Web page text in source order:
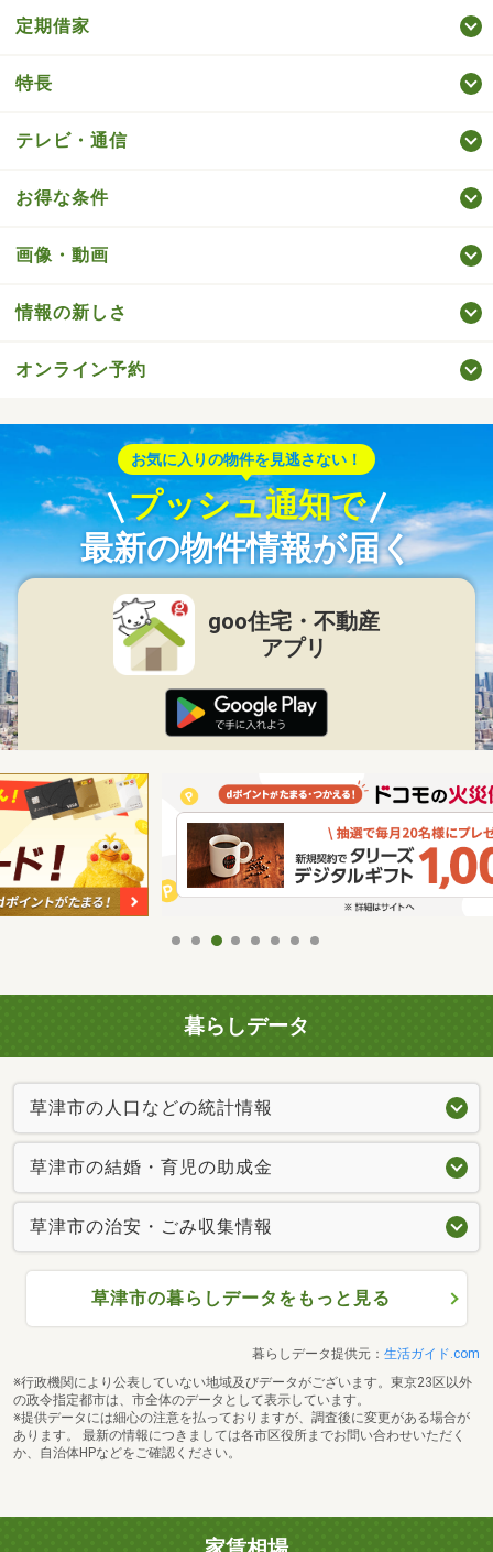
定期借家
特長
テレビ・通信
お得な条件
画像・動画
情報の新しさ
オンライン予約
お気に入りの物件を見逃さない！
プッシュ通知で
最新の物件情報が届く
goo住宅・不動産
アプリ
暮らしデータ
草津市の人口などの統計情報
草津市の結婚・育児の助成金
草津市の治安・ごみ収集情報
草津市の暮らしデータをもっと見る
暮らしデータ提供元： 生活ガイド.com
※行政機関により公表していない地域及びデータがございます。東京23区以外
の政令指定都市は、市全体のデータとして表示しています。
※提供データには細心の注意を払っておりますが、調査後に変更がある場合が
あります。 最新の情報につきましては各市区役所までお問い合わせいただく
か、自治体HPなどをご確認ください。